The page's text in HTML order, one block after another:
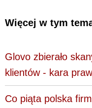
Więcej w tym
Glovo zbierało
klientów - kara
Co piąta polska